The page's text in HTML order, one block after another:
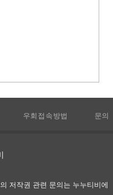
텔 다시보기 및 정
우회접속방법 문의
저작권 관련 문의는 누누티비에